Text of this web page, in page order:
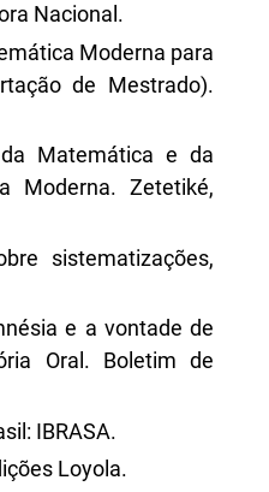
Nacional.
Moderna para
de Mestrado).
Matemática e da
Moderna. Zetetiké,
sistematizações,
e a vontade de
Oral. Boletim de
IBRASA.
Loyola.